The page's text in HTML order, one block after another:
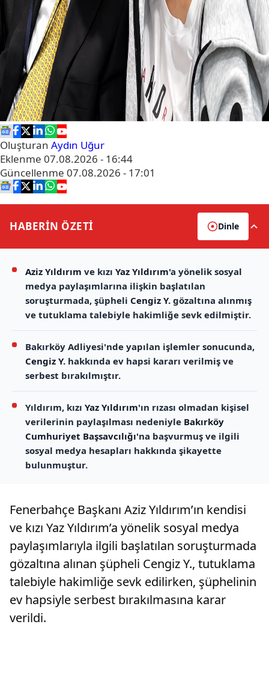
Oluşturan Aydın Uğur
Eklenme 07.08.2026 - 16:44
Güncellenme 07.08.2026 - 17:01
HABERİN ÖZETİ Dinle
Aziz Yıldırım ve kızı Yaz Yıldırım'a yönelik sosyal
medya paylaşımlarına ilişkin başlatılan
soruşturmada, şüpheli Cengiz Y. gözaltına alınmış
ve tutuklama talebiyle hakimliğe sevk edilmiştir.
Bakırköy Adliyesi'nde yapılan işlemler sonucunda,
Cengiz Y. hakkında ev hapsi kararı verilmiş ve
serbest bırakılmıştır.
Yıldırım, kızı Yaz Yıldırım'ın rızası olmadan kişisel
verilerinin paylaşılması nedeniyle Bakırköy
Cumhuriyet Başsavcılığı'na başvurmuş ve ilgili
sosyal medya hesapları hakkında şikayette
bulunmuştur.
Fenerbahçe Başkanı Aziz Yıldırım’ın kendisi
ve kızı Yaz Yıldırım’a yönelik sosyal medya
paylaşımlarıyla ilgili başlatılan soruşturmada
gözaltına alınan şüpheli Cengiz Y., tutuklama
talebiyle hakimliğe sevk edilirken, şüphelinin
ev hapsiyle serbest bırakılmasına karar
verildi.